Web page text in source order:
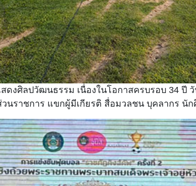
งศิลปวัฒนธรรม เนื่องในโอกาสครบรอบ 34 ปี
นราชการ แขกผู้มีเกียรติ สื่อมวลชน บุคลากร นัก